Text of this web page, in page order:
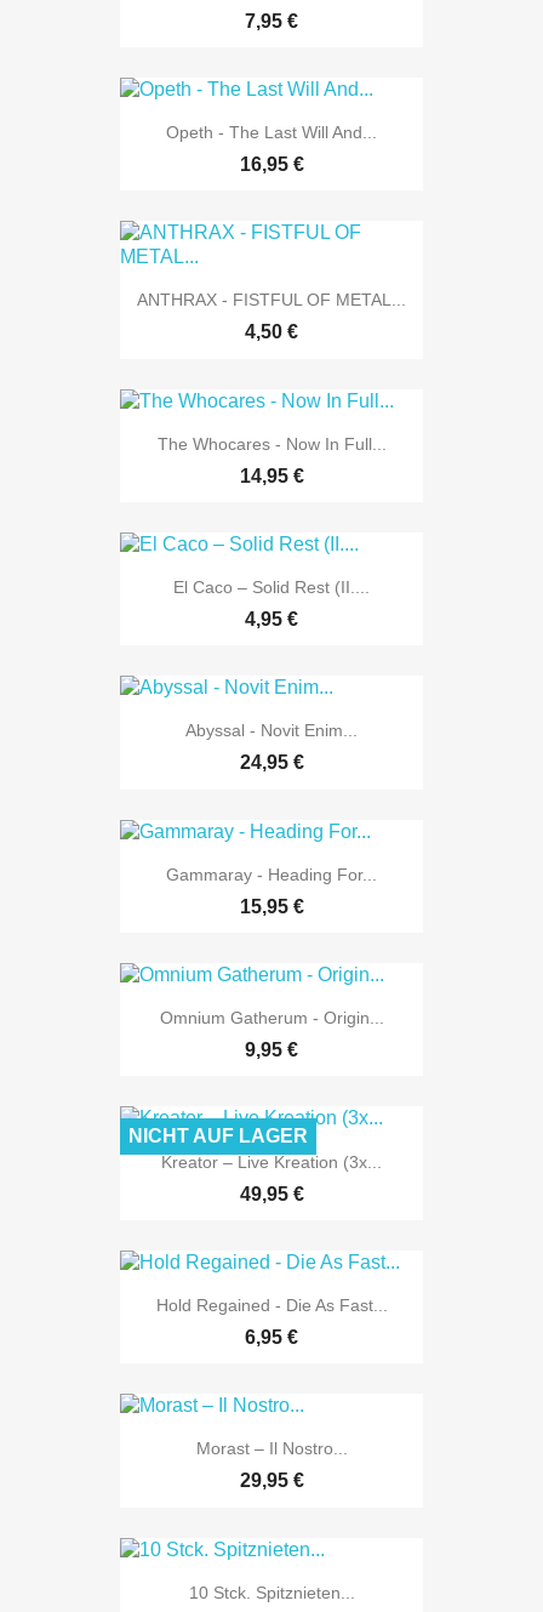
7,95 €
Opeth - The Last Will And...
16,95 €
ANTHRAX - FISTFUL OF METAL...
4,50 €
The Whocares - Now In Full...
14,95 €
El Caco ‎– Solid Rest (II....
4,95 €
Abyssal - Novit Enim...
24,95 €
Gammaray - Heading For...
15,95 €
Omnium Gatherum - Origin...
9,95 €
Kreator – Live Kreation (3x...
49,95 €
NICHT AUF LAGER
Hold Regained - Die As Fast...
6,95 €
Morast ‎– Il Nostro...
29,95 €
10 Stck. Spitznieten...